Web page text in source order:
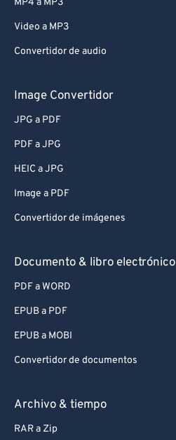
MP4 a MP3
Video a MP3
Convertidor de audio
Image Convertidor
JPG a PDF
PDF a JPG
HEIC a JPG
Image a PDF
Convertidor de imágenes
Documento & libro electrónico
PDF a WORD
EPUB a PDF
EPUB a MOBI
Convertidor de documentos
Archivo & tiempo
RAR a Zip